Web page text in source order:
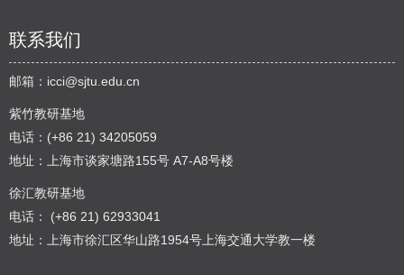
联系我们
邮箱： icci@sjtu.edu.cn
紫竹教研基地
电话：(+86 21) 34205059
地址：上海市谈家塘路155号 A7-A8号楼
徐汇教研基地
电话： (+86 21) 62933041
地址：上海市徐汇区华山路1954号上海交通大学教一楼